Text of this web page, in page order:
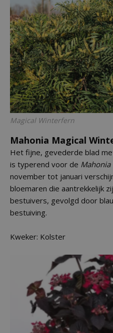
Magical Winterfern
Mahonia Magical
Het fijne, gevederde blad
is typerend voor de Mahonia
november tot januari
bloemaren die aantrekkelijk
bestuivers, gevolgd door
bestuiving.
Kweker: Kolster